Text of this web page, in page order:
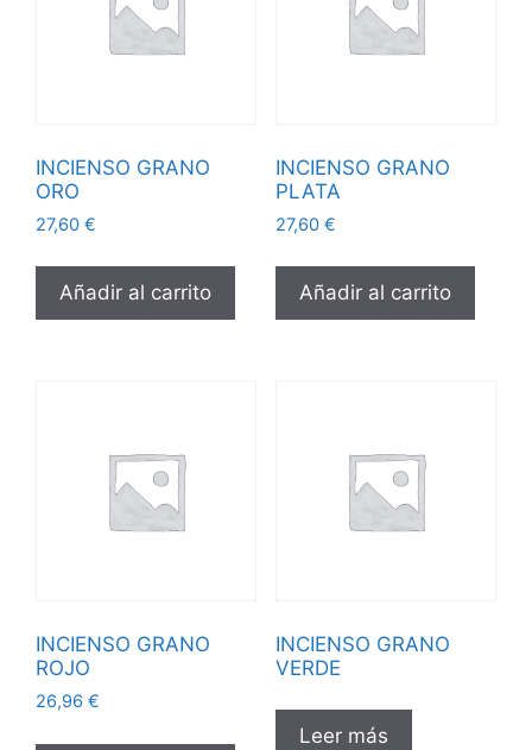
INCIENSO GRANO
ORO
27,60 €
Añadir al carrito
INCIENSO GRANO
PLATA
27,60 €
Añadir al carrito
INCIENSO GRANO
ROJO
26,96 €
INCIENSO GRANO
VERDE
Leer más